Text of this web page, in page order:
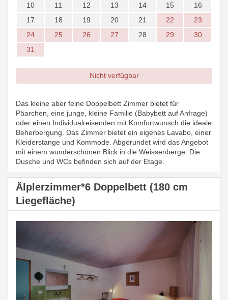
10
11 12 13 14 15
16
17
18 19 20 21 22
23
24
25 26 27 28 29
30
31
Nicht verfügbar
Das kleine aber feine Doppelbett Zimmer bietet für
Päarchen, eine junge, kleine Familie (Babybett auf Anfrage)
oder einen Individualreisenden mit Komfortwunsch die ideale
Beherbergung. Das Zimmer bietet ein eigenes Lavabo, einer
Kleiderstange und Kommode. Abgerundet wird das Angebot
mit einem wunderschönen Blick in die Weissenberge. Die
Dusche und WCs befinden sich auf der Etage.
Älplerzimmer*6 Doppelbett (180 cm
Liegefläche)
Next